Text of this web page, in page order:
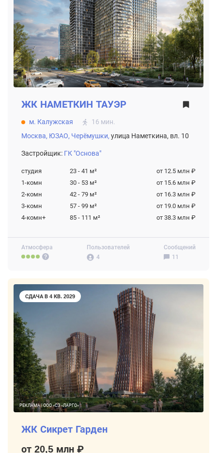
Атмосфера
Пользователей
4
Сообщений
11
ЖК НАМЕТКИН ТАУЭР
м. Калужская
16 мин.
Москва, ЮЗАО, Черёмушки, улица Наметкина, вл. 10
Застройщик: ГК "Основа"
студия 23 - 41 м²
от 12.5 млн ₽
1-комн
30 - 53 м²
от 15.6 млн ₽
2-комн
42 - 79 м²
от 16.3 млн ₽
3-комн
57 - 99 м²
от 19.0 млн ₽
4-комн+
85 - 111 м² от 38.3 млн ₽
СДАЧА В 4 КВ. 2029
РЕКЛАМА | ООО «СЗ «ЛАРГО»
ЖК Сикрет Гарден
от 20,5 млн ₽